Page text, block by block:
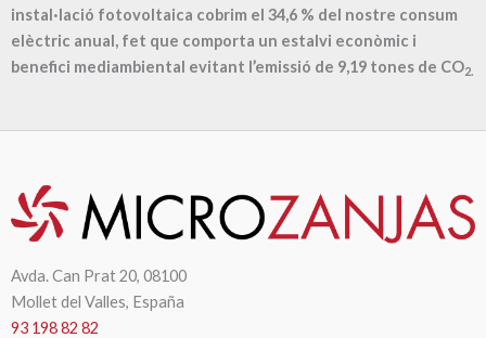
instal·lació fotovoltaica cobrim el 34,6 % del nostre consum
elèctric anual, fet que comporta un estalvi econòmic i
benefici mediambiental evitant l’emissió de 9,19 tones de CO2.
Avda. Can Prat 20, 08100
Mollet del Valles, España
93 198 82 82